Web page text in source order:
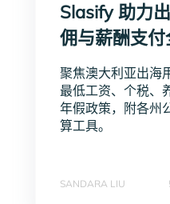
Slasify 助力
佣与薪酬支
聚焦澳大利亚出海
最低工资、个税、
年假政策，附各州
算工具。
SANDARA LIU